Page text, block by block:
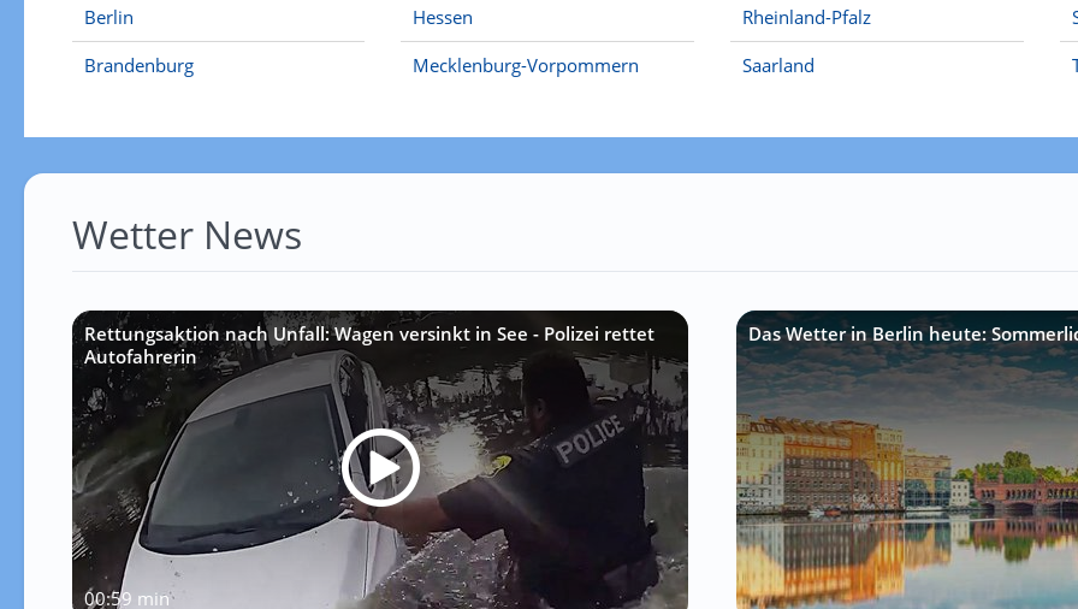
Berlin
Brandenburg
Hessen
Mecklenburg-Vorpommern
Rheinland-Pfalz
Saarland
Wetter News
Rettungsaktion nach Unfall: Wagen versinkt in See - Polizei rettet
Autofahrerin
00:59 min
Das Wetter in Berlin heute: